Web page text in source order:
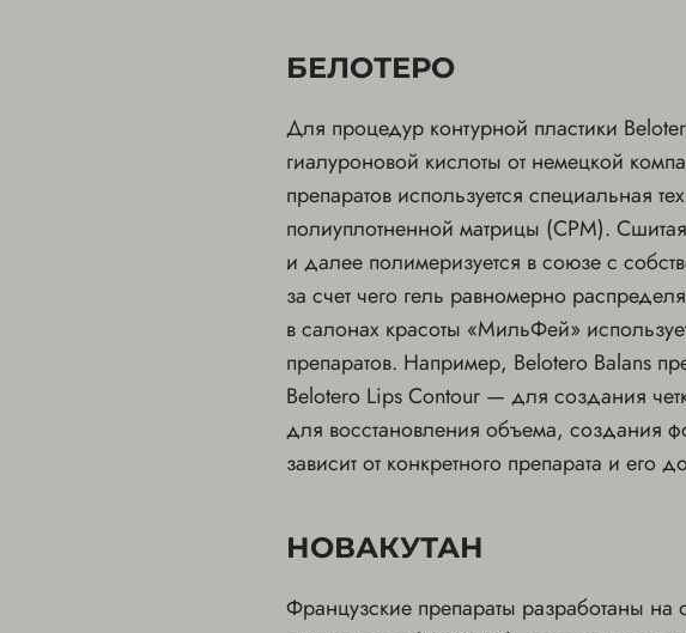
БЕЛОТЕРО
Для процедур контурной пластики
гиалуроновой кислоты от немецкой
препаратов используется специальная
полиуплотненной матрицы (CPM).
и далее полимеризуется в союзе с
за счет чего гель равномерно
в салонах красоты «МильФей»
препаратов. Например, Belotero Balans
Belotero Lips Contour — для создания
для восстановления объема, создания
зависит от конкретного препарата и его
НОВАКУТАН
Французские препараты разработаны на